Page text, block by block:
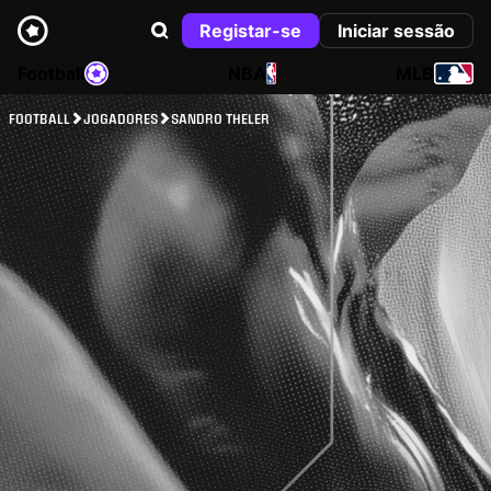
Registar-se
Iniciar sessão
NBA
FOOTBALL JOGADORES SANDRO THELER